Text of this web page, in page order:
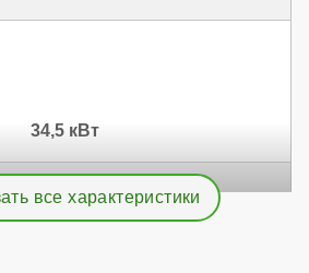
34,5 кВт